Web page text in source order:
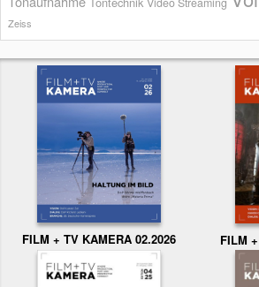
Zeiss
FILM + TV KAMERA 02.2026 FILM